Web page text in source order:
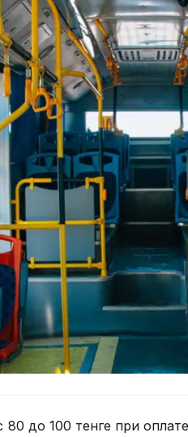
до 100 тенге при